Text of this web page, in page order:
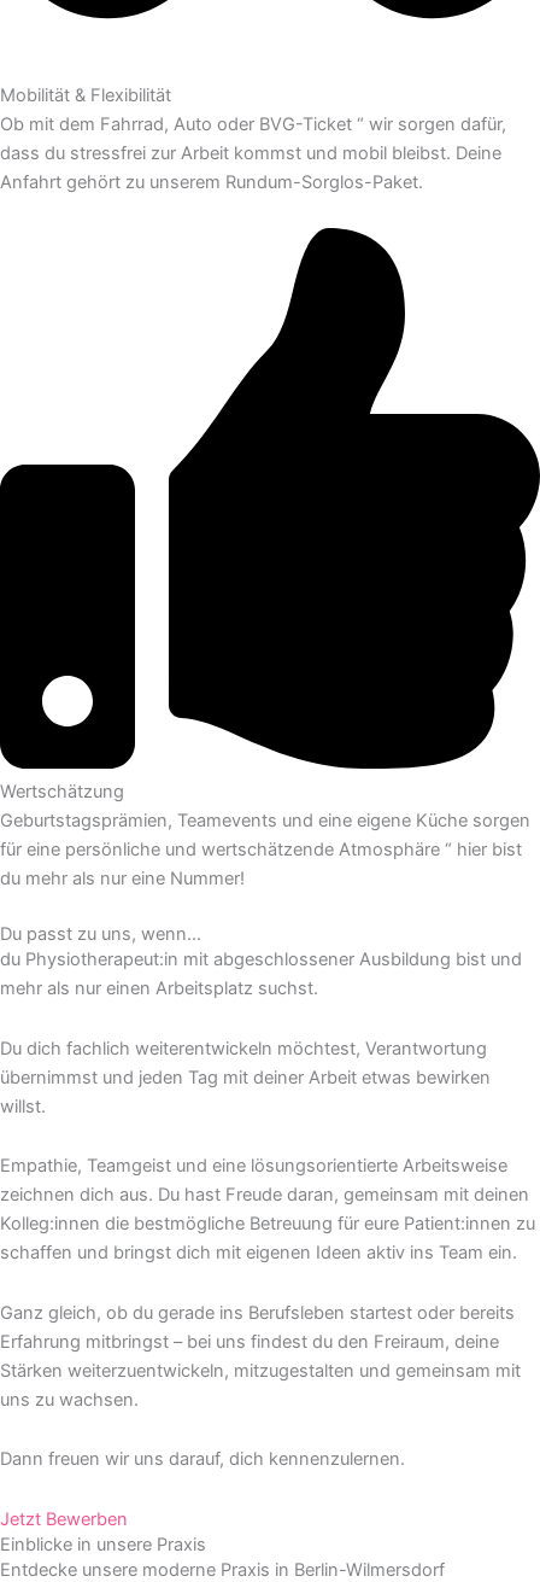
Mobilität & Flexibilität
Ob mit dem Fahrrad, Auto oder BVG-Ticket “ wir sorgen dafür,
dass du stressfrei zur Arbeit kommst und mobil bleibst. Deine
Anfahrt gehört zu unserem Rundum-Sorglos-Paket.
Wertschätzung
Geburtstagsprämien, Teamevents und eine eigene Küche sorgen
für eine persönliche und wertschätzende Atmosphäre “ hier bist
du mehr als nur eine Nummer!
Du passt zu uns, wenn...
du Physiotherapeut:in mit abgeschlossener Ausbildung bist und
mehr als nur einen Arbeitsplatz suchst.
Du dich fachlich weiterentwickeln möchtest, Verantwortung
übernimmst und jeden Tag mit deiner Arbeit etwas bewirken
willst.
Empathie, Teamgeist und eine lösungsorientierte Arbeitsweise
zeichnen dich aus. Du hast Freude daran, gemeinsam mit deinen
Kolleg:innen die bestmögliche Betreuung für eure Patient:innen zu
schaffen und bringst dich mit eigenen Ideen aktiv ins Team ein.
Ganz gleich, ob du gerade ins Berufsleben startest oder bereits
Erfahrung mitbringst – bei uns findest du den Freiraum, deine
Stärken weiterzuentwickeln, mitzugestalten und gemeinsam mit
uns zu wachsen.
Dann freuen wir uns darauf, dich kennenzulernen.
Jetzt Bewerben
Einblicke in unsere Praxis
Entdecke unsere moderne Praxis in Berlin-Wilmersdorf